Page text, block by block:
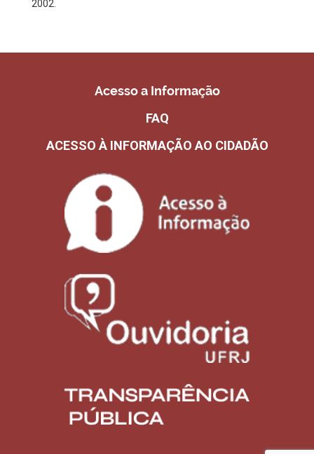
2002.
Acesso a Informação
FAQ
ACESSO À INFORMAÇÃO AO CIDADÃO